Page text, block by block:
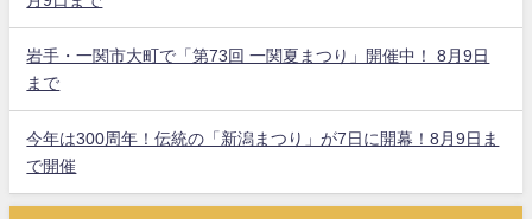
岩手・一関市大町で「第73回 一関夏まつり」開催中！ 8月9日
まで
今年は300周年！伝統の「新潟まつり」が7日に開幕！8月9日ま
で開催